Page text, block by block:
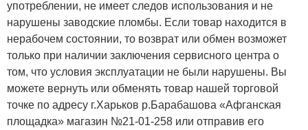
употреблении, не имеет следов использования и не
нарушены заводские пломбы. Если товар находится в
нерабочем состоянии, то возврат или обмен возможет
только при наличии заключения сервисного центра о
том, что условия эксплуатации не были нарушены. Вы
можете вернуть или обменять товар нашей торговой
точке по адресу г.Харьков р.Барабашова «Афганская
площадка» магазин №21-01-258 или отправив его